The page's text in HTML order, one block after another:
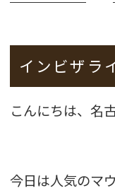
インビザラ
こんにちは、名
今日は人気のマ